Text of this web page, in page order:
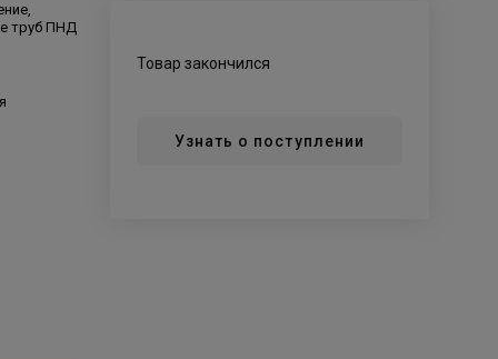
труб ПНД
Товар закончился
Узнать о поступлении